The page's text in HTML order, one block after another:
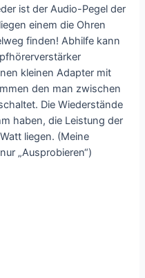
ist der Audio-Pegel der
einem die Ohren
finden! Abhilfe kann
kleinen Adapter mit
den man zwischen
Die Wiederstände
haben, die Leistung der
liegen. (Meine
„Ausprobieren“)